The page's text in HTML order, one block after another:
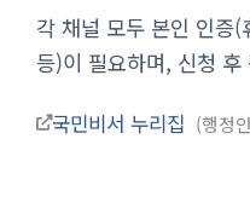
각 채널 모두 본인 인증
등)이 필요하며, 신청
국민비서 누리집 행정